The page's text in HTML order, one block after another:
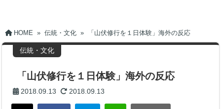
HOME » 伝統・文化 » 「山伏修行を１日体験」海外の反応
伝統・文化
「山伏修行を１日体験」海外の反応
2018.09.13 2018.09.13